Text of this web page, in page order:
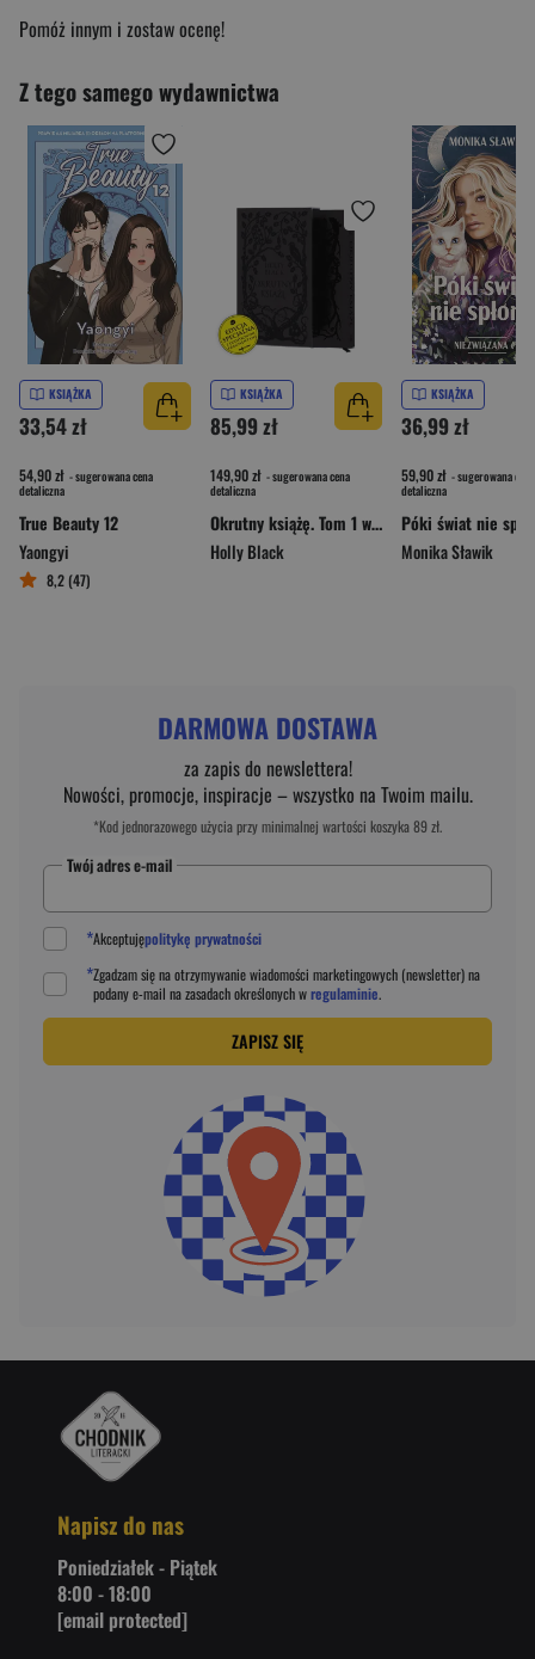
Pomóż innym i zostaw ocenę!
Z tego samego wydawnictwa
KSIĄŻKA
33,54 zł
54,90 zł - sugerowana cena
detaliczna
True Beauty 12
Yaongyi
8,2 (47)
KSIĄŻKA
85,99 zł
149,90 zł - sugerowana cena
detaliczna
Okrutny książę. Tom 1 wyd. specjalne
Holly Black
KSIĄŻKA
36,99 zł
59,90 zł - sugerowana cena
detaliczna
Monika Sławik
DARMOWA DOSTAWA
za zapis do newslettera!
Nowości, promocje, inspiracje – wszystko na Twoim mailu.
*Kod jednorazowego użycia przy minimalnej wartości koszyka 89 zł.
Twój adres e-mail
*Akceptujępolitykę prywatności
*Zgadzam się na otrzymywanie wiadomości marketingowych (newsletter) na
podanye-mail na zasadach określonych wregulaminie.
ZAPISZ SIĘ
Napisz do nas
Poniedziałek - Piątek
8:00 - 18:00
[email protected]